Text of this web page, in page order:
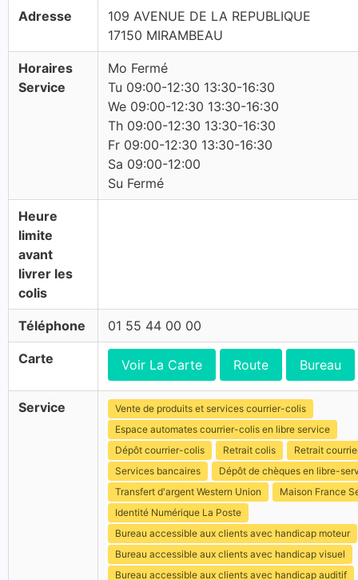
Adresse
109 AVENUE DE LA REPUBLIQUE
17150 MIRAMBEAU
Horaires
Service
Mo Fermé
Tu 09:00-12:30 13:30-16:30
We 09:00-12:30 13:30-16:30
Th 09:00-12:30 13:30-16:30
Fr 09:00-12:30 13:30-16:30
Sa 09:00-12:00
Su Fermé
Heure
limite
avant
livrer les
colis
Téléphone 01 55 44 00 00
Carte Voir La Carte Route Bureau
Service
Vente de produits et services courrier-colis
Espace automates courrier-colis en libre service
Dépôt courrier-colis
Retrait colis
Retrait
Services bancaires
Dépôt de chèques en libre-
Transfert d'argent Western Union
Maison France
Identité Numérique La Poste
Bureau accessible aux clients avec handicap moteur
Bureau accessible aux clients avec handicap visuel
Bureau accessible aux clients avec handicap auditif